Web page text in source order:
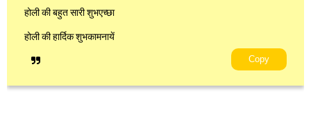
होली की बहुत सारी शुभएच्छा
होली की हार्दिक शुभकामनायें
Copy